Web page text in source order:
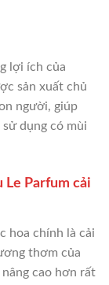
lợi ích của
sản xuất chủ
người, giúp
dụng có mùi
Le Parfum cải
hoa chính là cải
thơm của
cao hơn rất